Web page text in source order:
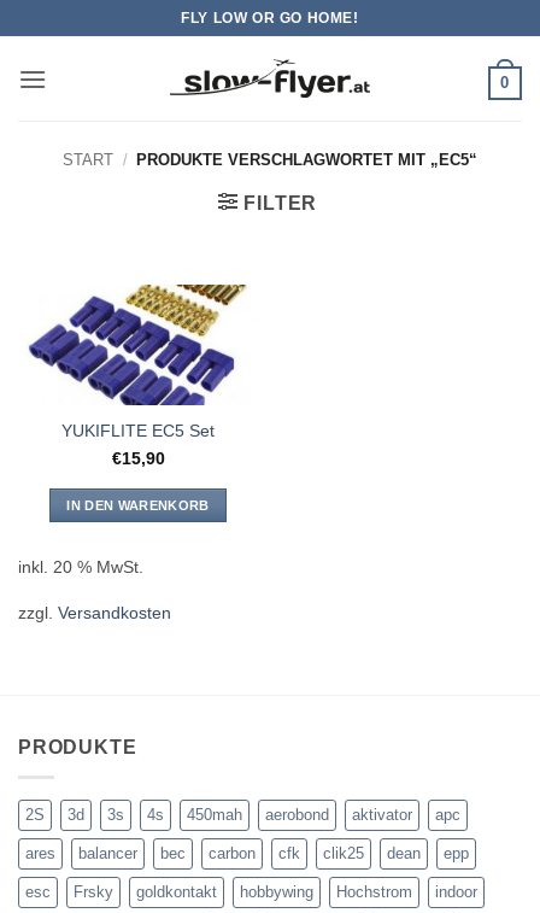
springen
FLY LOW OR GO HOME!
0
START / PRODUKTE VERSCHLAGWORTET MIT „EC5“
FILTER
YUKIFLITE EC5 Set
€15,90
IN DEN WARENKORB
inkl. 20 % MwSt.
zzgl. Versandkosten
PRODUKTE
2S 3d 3s 4s 450mah aerobond aktivator apc
ares balancer bec carbon cfk clik25 dean epp
esc Frsky goldkontakt hobbywing Hochstrom indoor